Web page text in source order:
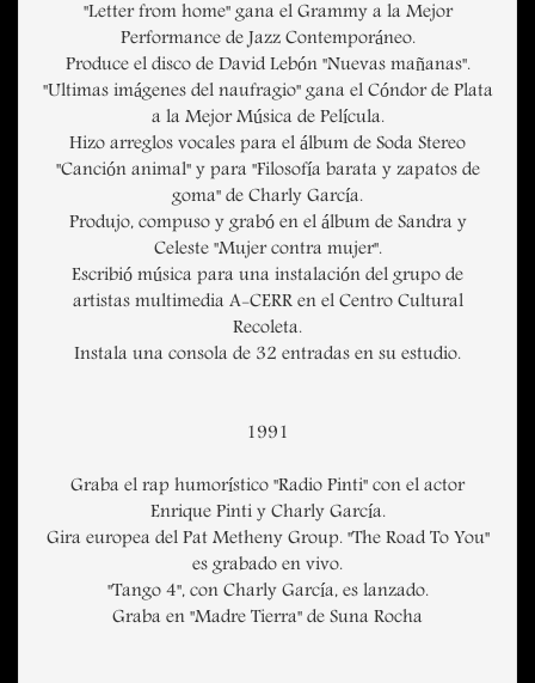
"Letter from home" gana el Grammy a la Mejor
Performance de Jazz Contemporáneo.
Produce el disco de David Lebón "Nuevas mañanas".
"Ultimas imágenes del naufragio" gana el Cóndor de Plata
a la Mejor Música de Película.
Hizo arreglos vocales para el álbum de Soda Stereo
"Canción animal" y para "Filosofía barata y zapatos de
goma" de Charly García.
Produjo, compuso y grabó en el álbum de Sandra y
Celeste "Mujer contra mujer".
Escribió música para una instalación del grupo de
artistas multimedia A-CERR en el Centro Cultural
Recoleta.
Instala una consola de 32 entradas en su estudio.
1991
Graba el rap humorístico "Radio Pinti" con el actor
Enrique Pinti y Charly García.
Gira europea del Pat Metheny Group. "The Road To You"
es grabado en vivo.
"Tango 4", con Charly García, es lanzado.
Graba en "Madre Tierra" de Suna Rocha